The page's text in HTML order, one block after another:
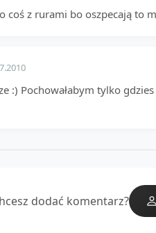
coś z rurami bo oszpecają to
:) Pochowałabym tylko
dodać komentarz?